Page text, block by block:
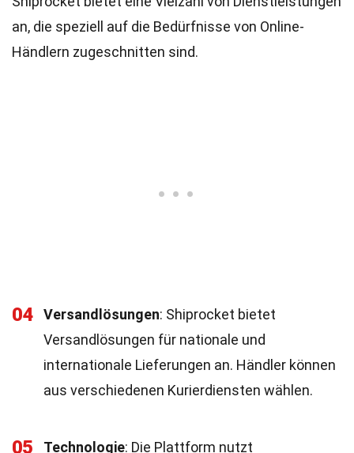
an, die speziell auf die Bedürfnisse von Online-
Händlern zugeschnitten sind.
04 Versandlösungen: Shiprocket bietet
Versandlösungen für nationale und
internationale Lieferungen an. Händler können
aus verschiedenen Kurierdiensten wählen.
05 Technologie: Die Plattform nutzt